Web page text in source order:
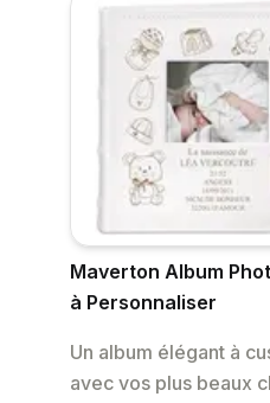
Maverton Album
à Personnaliser
Un album élégant à
avec vos plus beaux